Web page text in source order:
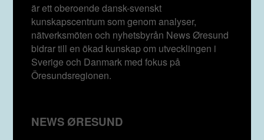
är ett oberoende dansk-svenskt
kunskapscentrum som genom analyser,
nätverksmöten och nyhetsbyrån News Øresund
bidrar till en ökad kunskap om utvecklingen i
Sverige och Danmark med fokus på
Öresundsregionen.
NEWS ØRESUND